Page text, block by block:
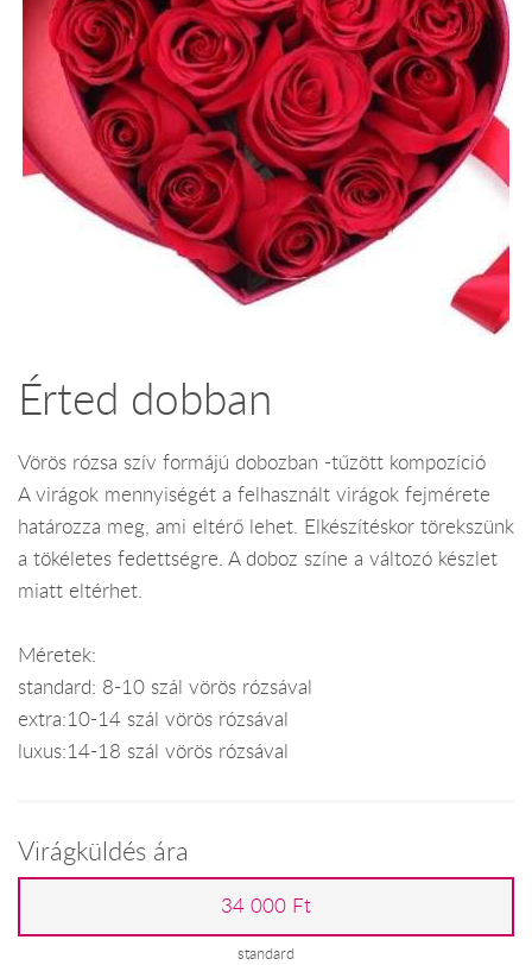
Érted dobban
Vörös rózsa szív formájú dobozban -tűzött kompozíció
A virágok mennyiségét a felhasznált virágok fejmérete
határozza meg, ami eltérő lehet. Elkészítéskor törekszünk
a tökéletes fedettségre. A doboz színe a változó készlet
miatt eltérhet.
Méretek:
standard: 8-10 szál vörös rózsával
extra:10-14 szál vörös rózsával
luxus:14-18 szál vörös rózsával
Virágküldés ára
34 000 Ft
standard